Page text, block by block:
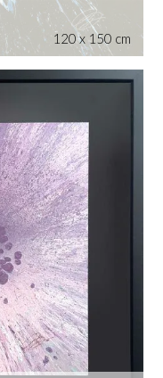
120 x 150 cm